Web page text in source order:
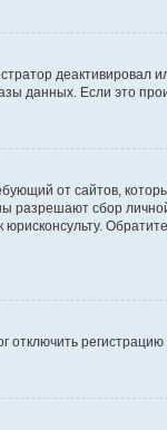
деактивировал
данных. Если это
от сайтов,
разрешают сбор